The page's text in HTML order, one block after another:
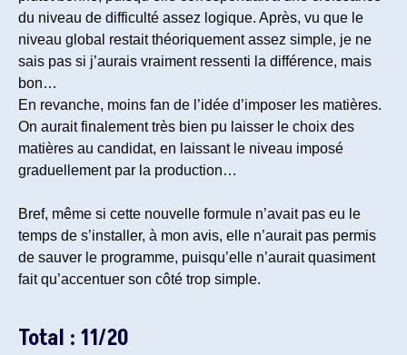
du niveau de difficulté assez logique. Après, vu que le
niveau global restait théoriquement assez simple, je ne
sais pas si j’aurais vraiment ressenti la différence, mais
bon…
En revanche, moins fan de l’idée d’imposer les matières.
On aurait finalement très bien pu laisser le choix des
matières au candidat, en laissant le niveau imposé
graduellement par la production…
Bref, même si cette nouvelle formule n’avait pas eu le
temps de s’installer, à mon avis, elle n’aurait pas permis
de sauver le programme, puisqu’elle n’aurait quasiment
fait qu’accentuer son côté trop simple.
Total : 11/20